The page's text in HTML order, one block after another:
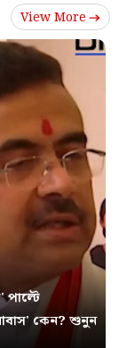
View More
পাল্টে
কেন? শুনুন